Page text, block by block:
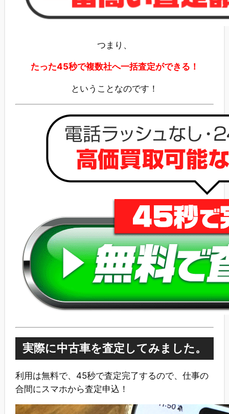
つまり、
たった45秒で複数社へ一括査定ができる！
ということなのです！
実際に中古車を査定してみました。
利用は無料で、45秒で査定完了するので、仕事の
合間にスマホから査定申込！